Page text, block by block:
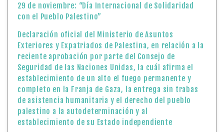
29 de noviembre: “Día Internacional de Solidaridad
con el Pueblo Palestino”
Declaración oficial del Ministerio de Asuntos
Exteriores y Expatriados de Palestina, en relación a la
reciente aprobación por parte del Consejo de
Seguridad de las Naciones Unidas, la cuál afirma el
establecimiento de un alto el fuego permanente y
completo en la Franja de Gaza, la entrega sin trabas
de asistencia humanitaria y el derecho del pueblo
palestino a la autodeterminación y al
establecimiento de su Estado independiente